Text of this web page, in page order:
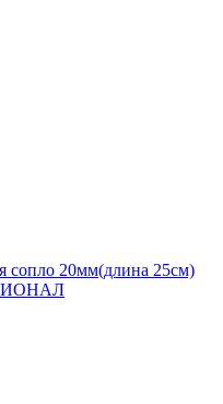
сопло 20мм(длина 25см)